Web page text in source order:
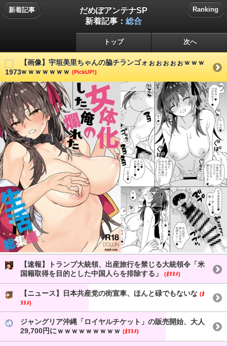
新着記事
だめぽアンテナSP
新着記事： 総合
Ranking
トップ 次へ
【画像】宇垣美里ちゃんの脇チランゴォぉぉぉぉぉｗｗｗ
ｗｗｗｗｗｗｗ (PickUP!)
【速報】トランプ大統領、出産旅行を禁じる大統領令「米
国籍取得を目的とした中国人らを排除する」
(ｵﾇﾇﾒ)
【ニュース】日本共産党の街宣車、ほんと碌でもないな (ｵ
ﾇﾇﾒ)
ジャングリア沖縄「ロイヤルチケット」の販売開始、大人
29,700円にｗｗｗｗｗｗｗｗｗ (ｵﾇﾇﾒ)